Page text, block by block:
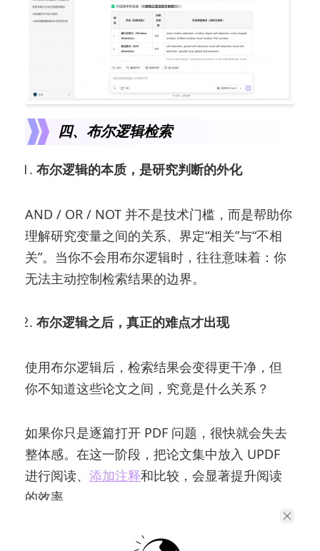
四、布尔逻辑检索
布尔逻辑的本质，是研究判断的外化
AND / OR / NOT 并不是技术门槛，而是帮助你
理解研究变量之间的关系、界定“相关”与“不相
关”。当你不会用布尔逻辑时，往往意味着：你
无法主动控制检索结果的边界。
布尔逻辑之后，真正的难点才出现
使用布尔逻辑后，检索结果会变得更干净，但
你不知道这些论文之间，究竟是什么关系？
如果你只是逐篇打开 PDF 问题，很快就会失去
整体感。在这一阶段，把论文集中放入 UPDF
进行阅读、添加注释和比较，会显著提升阅读
的效率。